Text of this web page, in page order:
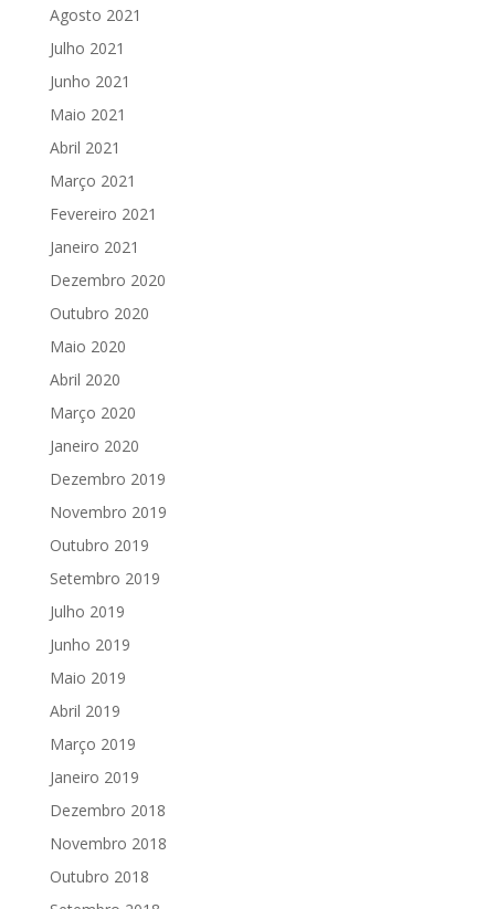
Agosto 2021
Julho 2021
Junho 2021
Maio 2021
Abril 2021
Março 2021
Fevereiro 2021
Janeiro 2021
Dezembro 2020
Outubro 2020
Maio 2020
Abril 2020
Março 2020
Janeiro 2020
Dezembro 2019
Novembro 2019
Outubro 2019
Setembro 2019
Julho 2019
Junho 2019
Maio 2019
Abril 2019
Março 2019
Janeiro 2019
Dezembro 2018
Novembro 2018
Outubro 2018